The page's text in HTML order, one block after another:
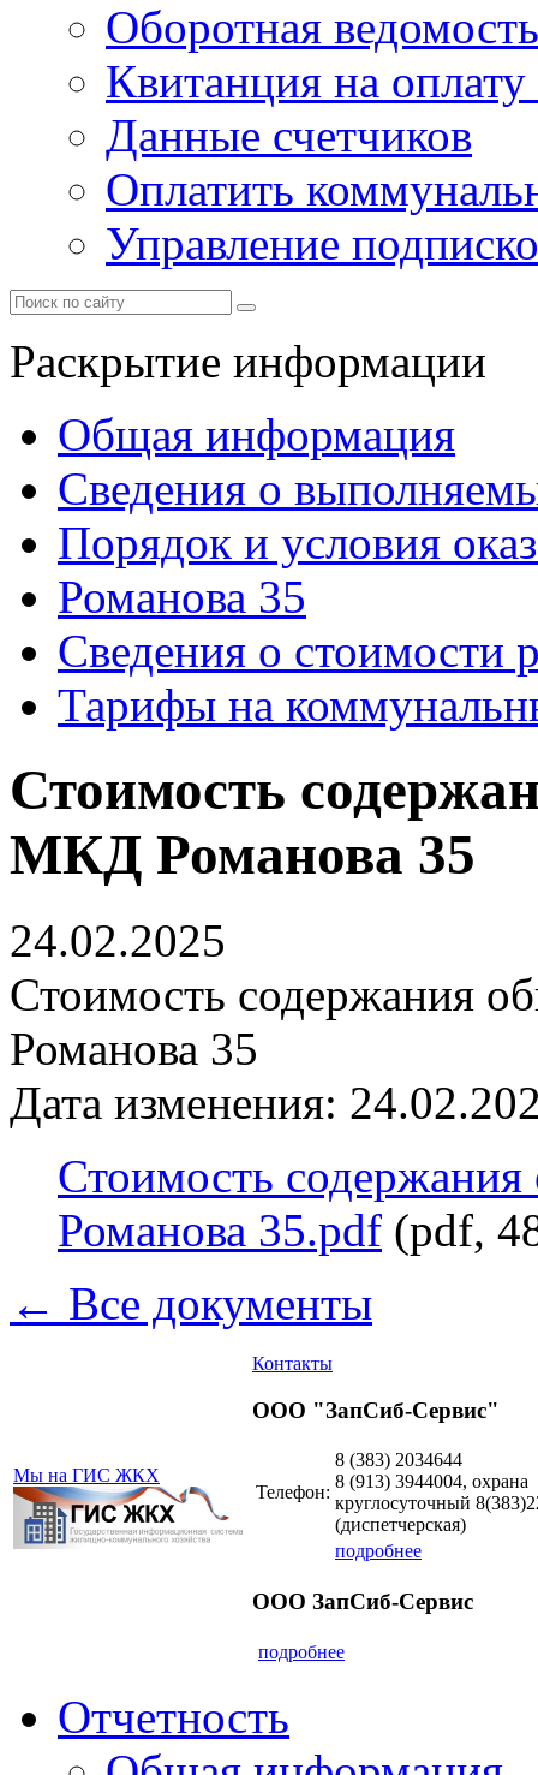
Оборотная ведомость
Квитанция на
Данные счетчиков
Оплатить
Управление
Раскрытие информации
Общая информация
Сведения о
Порядок и условия
Романова 35
Сведения о стоимости
Тарифы на
Стоимость
МКД Романова 35
24.02.2025
Стоимость содержания
Романова 35
Дата изменения:
Стоимость
Романова 35.pdf (pdf,
← Все документы
Мы на ГИС ЖКХ
Контакты
ООО "ЗапСиб-Сервис"
Телефон:
8 (383) 2034644
8 (913) 3944004, охрана
круглосуточный
(диспетчерская)
подробнее
ООО ЗапСиб-Сервис
подробнее
Отчетность